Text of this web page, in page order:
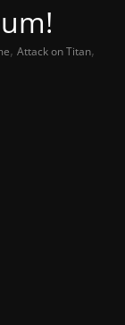
, Attack on Titan,